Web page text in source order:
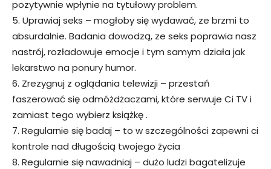
pozytywnie wpłynie na tytułowy problem.
5. Uprawiaj seks – mogłoby się wydawać, ze brzmi to
absurdalnie. Badania dowodzą, ze seks poprawia nasz
nastrój, rozładowuje emocje i tym samym działa jak
lekarstwo na ponury humor.
6. Zrezygnuj z oglądania telewizji – przestań
faszerować się odmóżdżaczami, które serwuje Ci TV i
zamiast tego wybierz książkę .
7. Regularnie się badaj – to w szczególności zapewni ci
kontrole nad długością twojego życia
8. Regularnie się nawadniaj – dużo ludzi bagatelizuje